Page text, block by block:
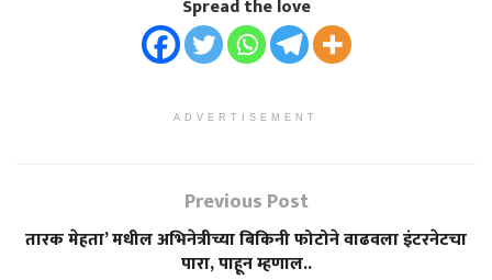
Spread the love
ADVERTISEMENT
Previous Post
तारक मेहता’ मधील अभिनेत्रीच्या बिकिनी फोटोने वाढवला इंटरनेटचा
पारा, पाहून म्हणाल..